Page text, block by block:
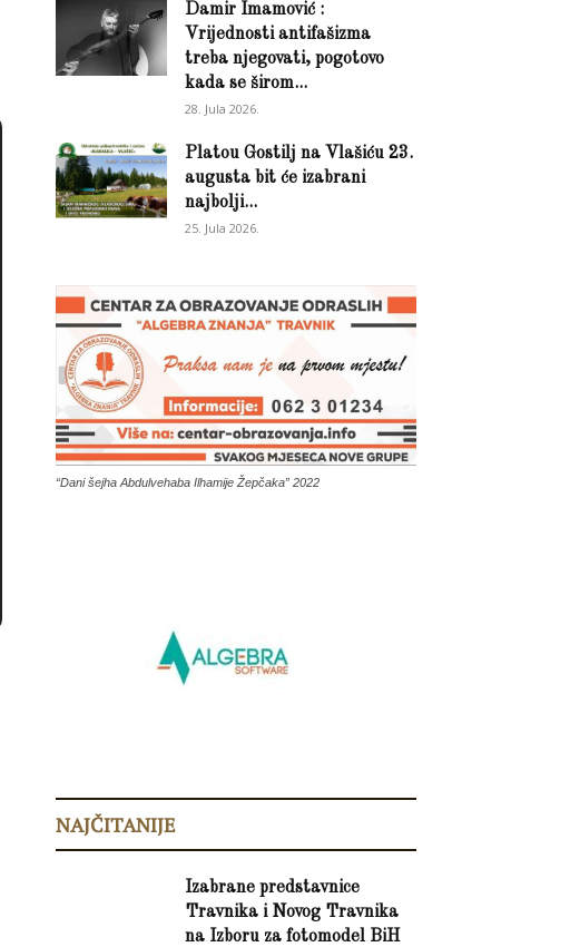
Damir Imamović :
Vrijednosti antifašizma
treba njegovati, pogotovo
kada se širom...
28. Jula 2026.
Platou Gostilj na Vlašiću 23.
augusta bit će izabrani
najbolji...
25. Jula 2026.
“Dani šejha Abdulvehaba Ilhamije Žepčaka” 2022
NAJČITANIJE
Izabrane predstavnice
Travnika i Novog Travnika
na Izboru za fotomodel BiH